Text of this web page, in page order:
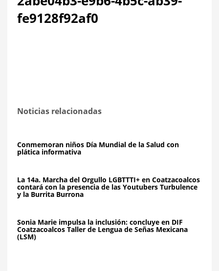
fe9128f92af0
Noticias relacionadas
Conmemoran niños Día Mundial de la Salud con
plática informativa
La 14a. Marcha del Orgullo LGBTTTI+ en Coatzacoalcos
contará con la presencia de las Youtubers Turbulence
y la Burrita Burrona
Sonia Marie impulsa la inclusión: concluye en DIF
Coatzacoalcos Taller de Lengua de Señas Mexicana
(LSM)